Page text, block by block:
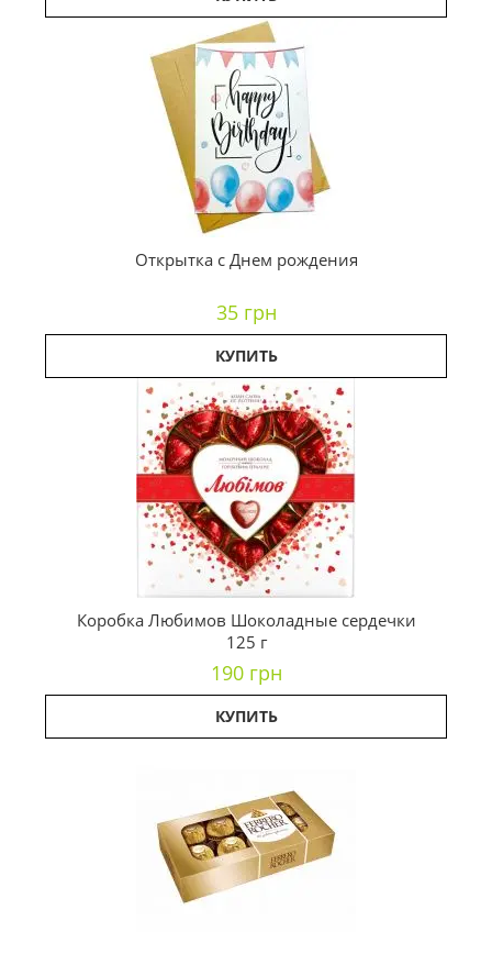
Открытка с Днем рождения
35 грн
КУПИТЬ
Коробка Любимов Шоколадные сердечки
125 г
190 грн
КУПИТЬ